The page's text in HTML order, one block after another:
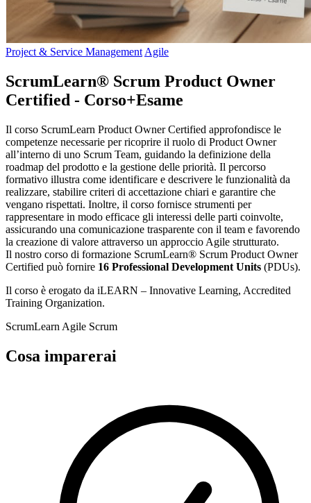
Project & Service Management Agile
ScrumLearn® Scrum Product Owner
Certified - Corso+Esame
Il corso ScrumLearn Product Owner Certified approfondisce le
competenze necessarie per ricoprire il ruolo di Product Owner
all’interno di uno Scrum Team, guidando la definizione della
roadmap del prodotto e la gestione delle priorità. Il percorso
formativo illustra come identificare e descrivere le funzionalità da
realizzare, stabilire criteri di accettazione chiari e garantire che
vengano rispettati. Inoltre, il corso fornisce strumenti per
rappresentare in modo efficace gli interessi delle parti coinvolte,
assicurando una comunicazione trasparente con il team e favorendo
la creazione di valore attraverso un approccio Agile strutturato.
Il nostro corso di formazione ScrumLearn® Scrum Product Owner
Certified può fornire 16 Professional Development Units (PDUs).
Il corso è erogato da iLEARN – Innovative Learning, Accredited
Training Organization.
ScrumLearn Agile Scrum
Cosa imparerai